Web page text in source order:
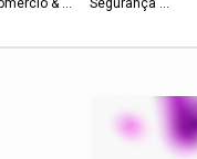
& TurismoSegurança Pública